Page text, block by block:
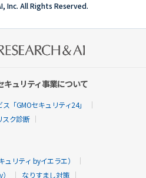
Inc. All Rights Reserved.
キュリティ事業について
「GMOセキュリティ24」
スク診断
リティ byイエラエ）
なりすまし対策